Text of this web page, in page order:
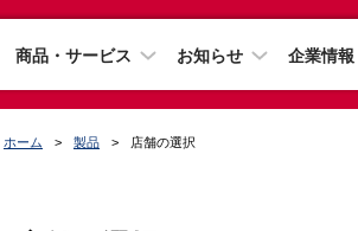
商品・サービス お知らせ 企業情報
ホーム 製品 店舗の選択